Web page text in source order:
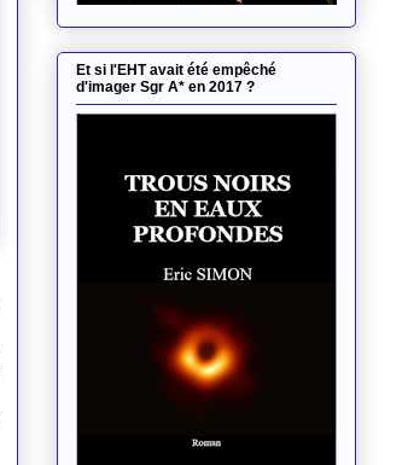
Et si l'EHT avait été empêché
d'imager Sgr A* en 2017 ?